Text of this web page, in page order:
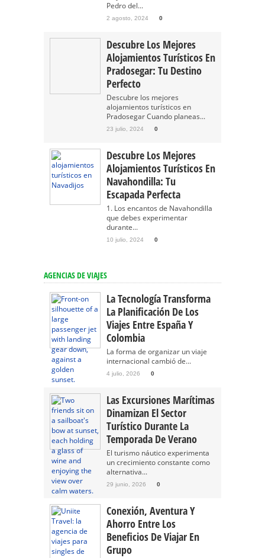
Pedro del...
2 agosto, 2024 0
Descubre Los Mejores
Alojamientos Turísticos En
Pradosegar: Tu Destino
Perfecto
Descubre los mejores
alojamientos turísticos en
Pradosegar Cuando planeas...
23 julio, 2024 0
Descubre Los Mejores
Alojamientos Turísticos En
Navahondilla: Tu
Escapada Perfecta
1. Los encantos de Navahondilla
que debes experimentar
durante...
10 julio, 2024 0
AGENCIAS DE VIAJES
La Tecnología Transforma
La Planificación De Los
Viajes Entre España Y
Colombia
La forma de organizar un viaje
internacional cambió de...
4 julio, 2026 0
Las Excursiones Marítimas
Dinamizan El Sector
Turístico Durante La
Temporada De Verano
El turismo náutico experimenta
un crecimiento constante como
alternativa...
29 junio, 2026 0
Conexión, Aventura Y
Ahorro Entre Los
Beneficios De Viajar En
Grupo